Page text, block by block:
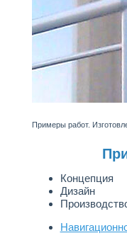
Примеры работ.
Концепция
Дизайн